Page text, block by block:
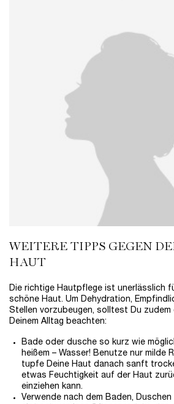
WEITERE TIPPS GEGEN
HAUT
Die richtige Hautpflege ist unerlässlich
schöne Haut. Um Dehydration,
Stellen vorzubeugen, solltest Du zudem
Deinem Alltag beachten:
Bade oder dusche so kurz wie
heißem – Wasser! Benutze nur milde
tupfe Deine Haut danach sanft
etwas Feuchtigkeit auf der Haut
einziehen kann.
Verwende nach dem Baden, Duschen